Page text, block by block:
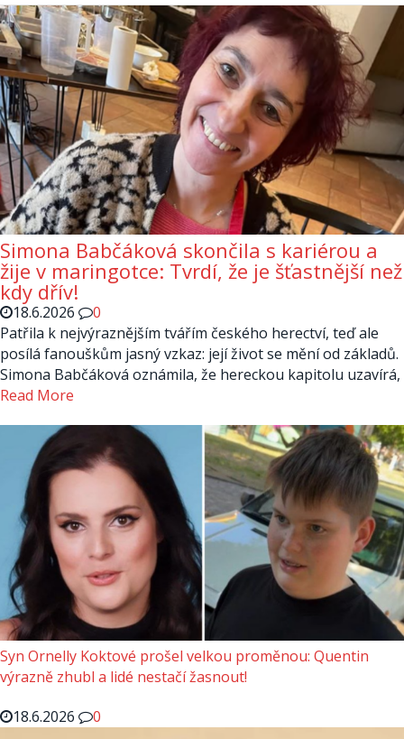
Simona Babčáková skončila s kariérou a
žije v maringotce: Tvrdí, že je šťastnější než
kdy dřív!
18.6.2026
0
Patřila k nejvýraznějším tvářím českého herectví, teď ale
posílá fanouškům jasný vzkaz: její život se mění od základů.
Simona Babčáková oznámila, že hereckou kapitolu uzavírá,
Read More
Syn Ornelly Koktové prošel velkou proměnou: Quentin
výrazně zhubl a lidé nestačí žasnout!
18.6.2026
0